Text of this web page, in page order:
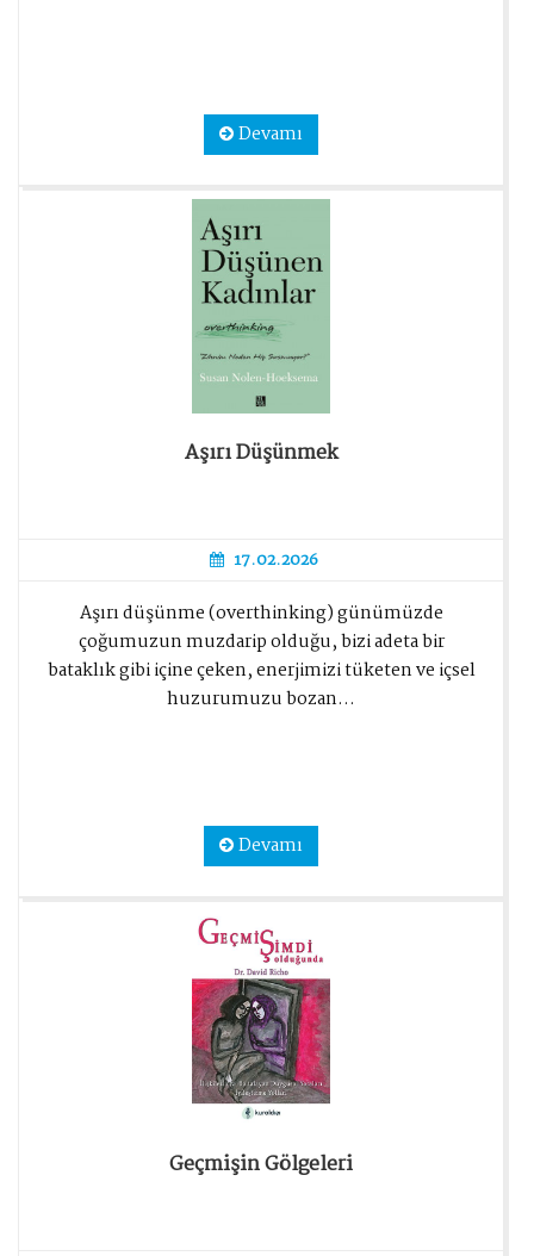
Devamı
Aşırı Düşünmek
17.02.2026
Aşırı düşünme (overthinking) günümüzde
çoğumuzun muzdarip olduğu, bizi adeta bir
bataklık gibi içine çeken, enerjimizi tüketen ve içsel
huzurumuzu bozan...
Devamı
Geçmişin Gölgeleri